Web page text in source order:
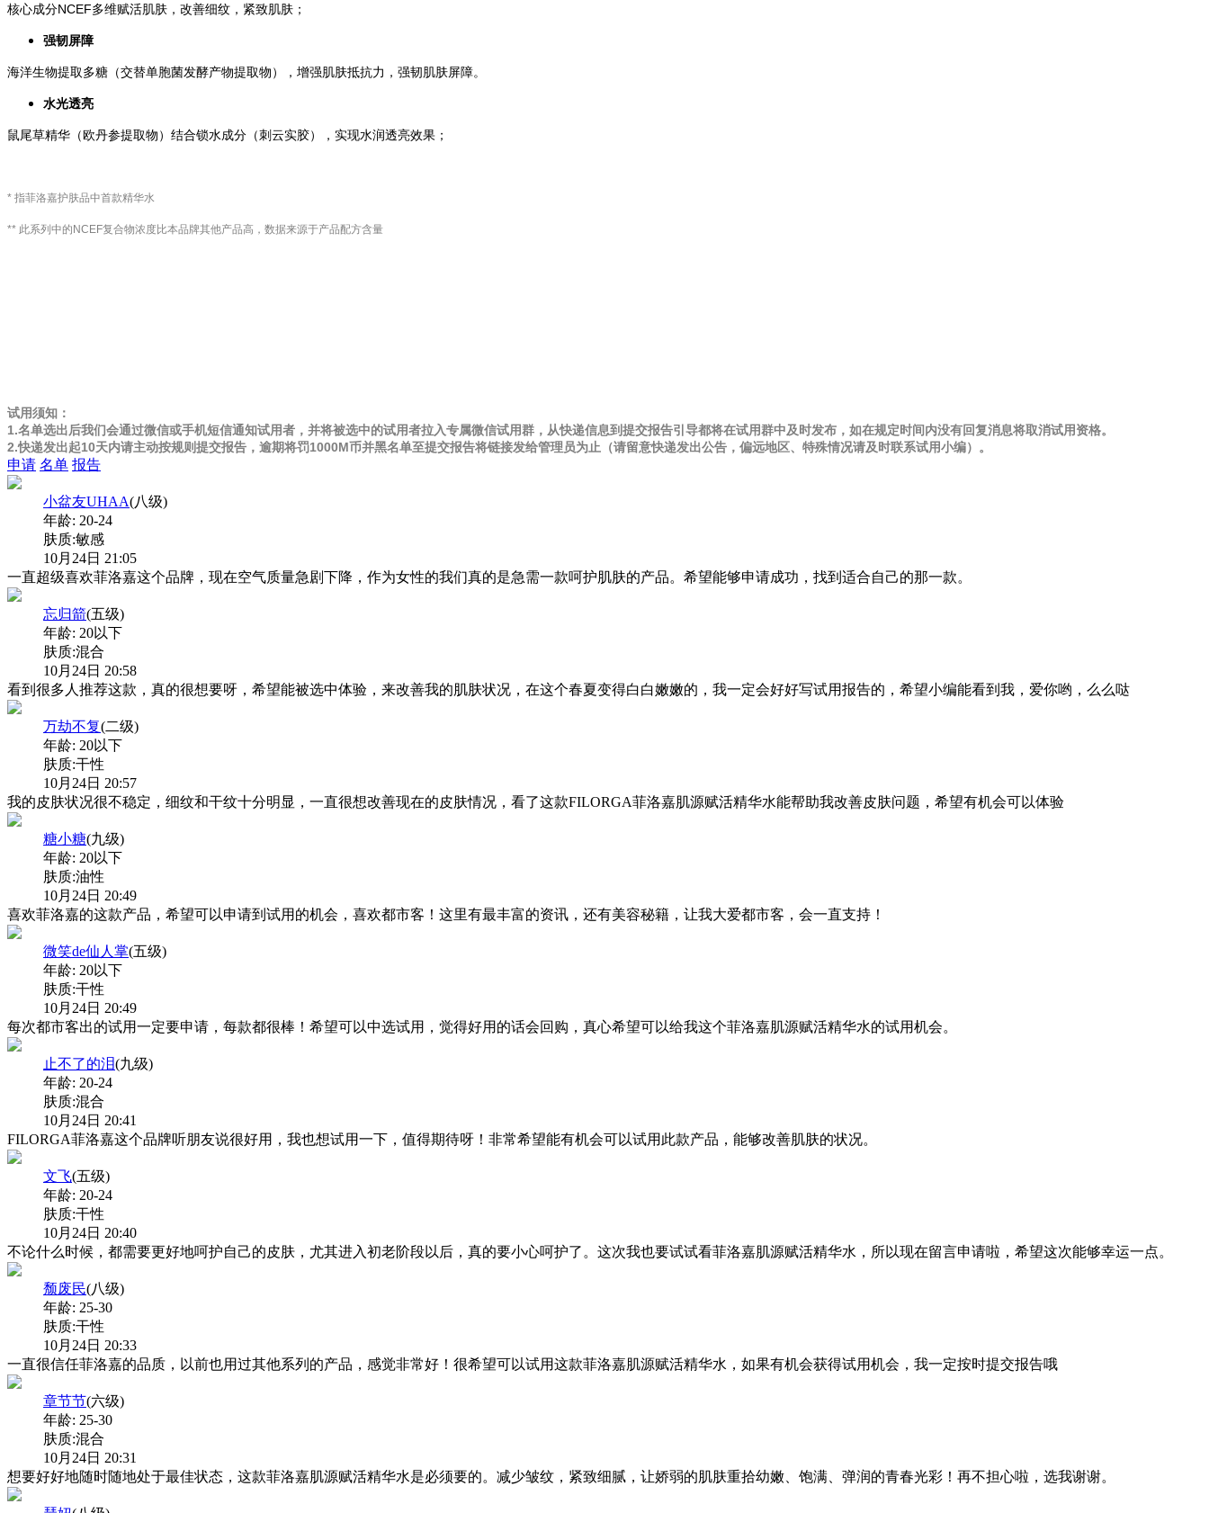
核心成分NCEF多维赋活肌肤，改善细纹，紧致肌肤；
强韧屏障
海洋生物提取多糖（交替单胞菌发酵产物提取物），增强肌肤抵抗力，强韧肌肤屏障。
水光透亮
鼠尾草精华（欧丹参提取物）结合锁水成分（刺云实胶），实现水润透亮效果；
* 指菲洛嘉护肤品中首款精华水
** 此系列中的NCEF复合物浓度比本品牌其他产品高，数据来源于产品配方含量
试用须知：
1.名单选出后我们会通过微信或手机短信通知试用者，并将被选中的试用者拉入专属微信试用群，从快递信息到提交报告引导都将在试用群中及时发布，如在规定时间内没有回复消息将取消试用资格。
2.快递发出起10天内请主动按规则提交报告，逾期将罚1000M币并黑名单至提交报告将链接发给管理员为止（请留意快递发出公告，偏远地区、特殊情况请及时联系试用小编）。
申请 名单 报告
小盆友UHAA(八级)
年龄: 20-24
肤质:敏感
10月24日 21:05
一直超级喜欢菲洛嘉这个品牌，现在空气质量急剧下降，作为女性的我们真的是急需一款呵护肌肤的产品。希望能够申请成功，找到适合自己的那一款。
忘归箭(五级)
年龄: 20以下
肤质:混合
10月24日 20:58
看到很多人推荐这款，真的很想要呀，希望能被选中体验，来改善我的肌肤状况，在这个春夏变得白白嫩嫩的，我一定会好好写试用报告的，希望小编能看到我，爱你哟，么么哒
万劫不复(二级)
年龄: 20以下
肤质:干性
10月24日 20:57
我的皮肤状况很不稳定，细纹和干纹十分明显，一直很想改善现在的皮肤情况，看了这款FILORGA菲洛嘉肌源赋活精华水能帮助我改善皮肤问题，希望有机会可以体验
糖小糖(九级)
年龄: 20以下
肤质:油性
10月24日 20:49
喜欢菲洛嘉的这款产品，希望可以申请到试用的机会，喜欢都市客！这里有最丰富的资讯，还有美容秘籍，让我大爱都市客，会一直支持！
微笑de仙人掌(五级)
年龄: 20以下
肤质:干性
10月24日 20:49
每次都市客出的试用一定要申请，每款都很棒！希望可以中选试用，觉得好用的话会回购，真心希望可以给我这个菲洛嘉肌源赋活精华水的试用机会。
止不了的泪(九级)
年龄: 20-24
肤质:混合
10月24日 20:41
FILORGA菲洛嘉这个品牌听朋友说很好用，我也想试用一下，值得期待呀！非常希望能有机会可以试用此款产品，能够改善肌肤的状况。
文飞(五级)
年龄: 20-24
肤质:干性
10月24日 20:40
不论什么时候，都需要更好地呵护自己的皮肤，尤其进入初老阶段以后，真的要小心呵护了。这次我也要试试看菲洛嘉肌源赋活精华水，所以现在留言申请啦，希望这次能够幸运一点。
颓废民(八级)
年龄: 25-30
肤质:干性
10月24日 20:33
一直很信任菲洛嘉的品质，以前也用过其他系列的产品，感觉非常好！很希望可以试用这款菲洛嘉肌源赋活精华水，如果有机会获得试用机会，我一定按时提交报告哦
章节节(六级)
年龄: 25-30
肤质:混合
10月24日 20:31
想要好好地随时随地处于最佳状态，这款菲洛嘉肌源赋活精华水是必须要的。减少皱纹，紧致细腻，让娇弱的肌肤重拾幼嫩、饱满、弹润的青春光彩！再不担心啦，选我谢谢。